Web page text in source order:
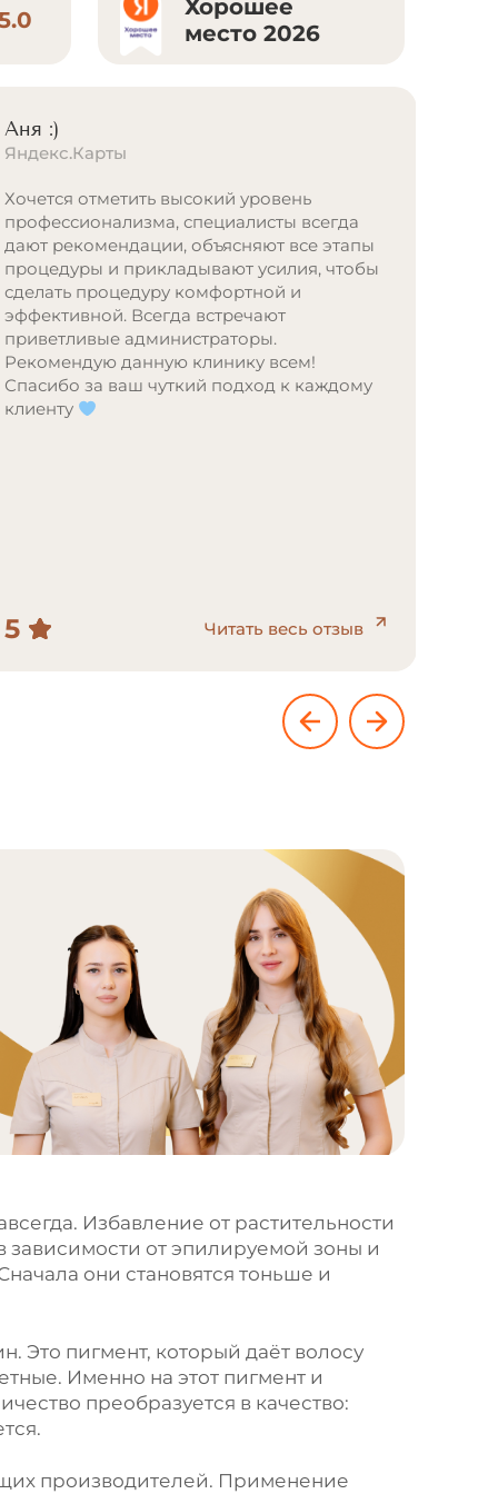
Хорошее
место 2026
Аня :)
Яндекс.Карты
Хочется отметить высокий уровень
профессионализма, специалисты всегда
дают рекомендации, объясняют все этапы
процедуры и прикладывают усилия, чтобы
сделать процедуру комфортной и
эффективной. Всегда встречают
приветливые администраторы.
Рекомендую данную клинику всем!
Спасибо за ваш чуткий подход к каждому
клиенту
5 Читать весь отзыв
Избавление от растительности
от эпилируемой зоны и
они становятся тоньше и
Это пигмент, который даёт волосу
Именно на этот пигмент и
преобразуется в качество:
производителей. Применение